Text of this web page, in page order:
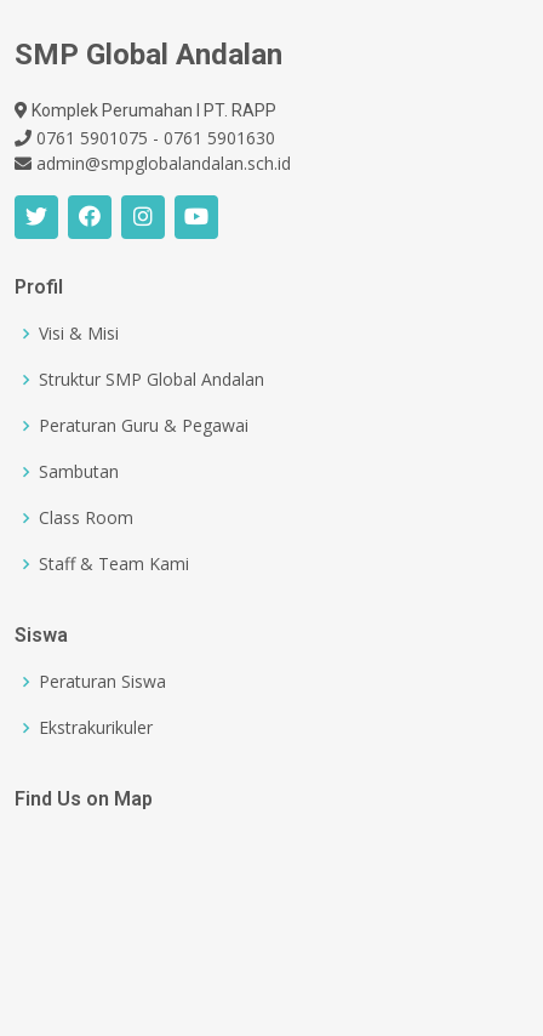
SMP Global Andalan
Komplek Perumahan I PT. RAPP
0761 5901075 - 0761 5901630
admin@smpglobalandalan.sch.id
Profil
Visi & Misi
Struktur SMP Global Andalan
Peraturan Guru & Pegawai
Sambutan
Class Room
Staff & Team Kami
Siswa
Peraturan Siswa
Ekstrakurikuler
Find Us on Map